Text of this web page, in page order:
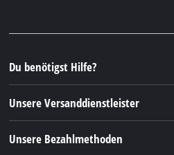
FAQs
Rücksendungen / Widerruf
Verpackungsrichtlinien
Hinweise zur Batterieentsorgung
Instagram
TikTok
Pinterest
Linkedin
Du benötigst Hilfe?
Unsere Versanddienstleister
Unsere Bezahlmethoden